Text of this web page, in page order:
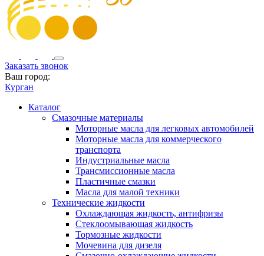
Заказать звонок
Ваш город:
Курган
Каталог
Смазочные материалы
Моторные масла для легковых автомобилей
Моторные масла для коммерческого
транспорта
Индустриальные масла
Трансмиссионные масла
Пластичные смазки
Масла для малой техники
Технические жидкости
Охлаждающая жидкость, антифризы
Стеклоомывающая жидкость
Тормозные жидкости
Мочевина для дизеля